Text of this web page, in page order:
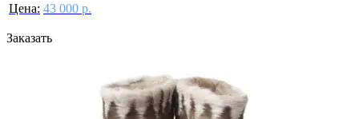
Цена: 43 000 р.
Заказать